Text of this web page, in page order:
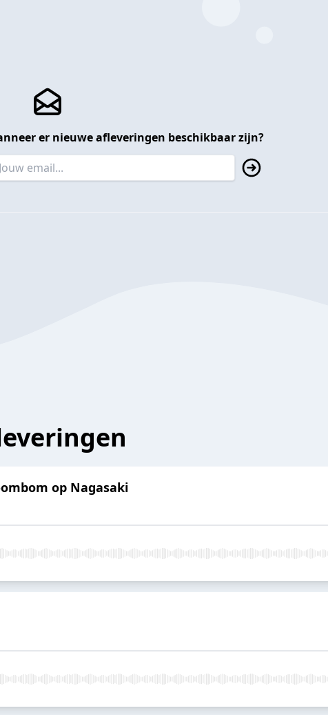
er nieuwe afleveringen beschikbaar zijn?
op Nagasaki